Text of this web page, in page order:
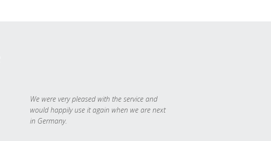
We were very pleased with the service and
would happily use it again when we are next
in Germany.